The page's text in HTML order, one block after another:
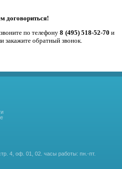
договориться!
по телефону8 (495) 518-52-70 и
закажите обратный звонок.
4, оф. 01, 02. часы работы: пн.-пт.